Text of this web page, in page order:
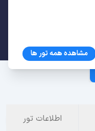
اطلاعات تور
مشاهده همه تور ها